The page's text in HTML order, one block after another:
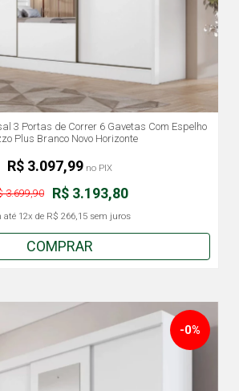
3 Portas de Correr 6 Gavetas Com Espelho
Plus Branco Novo Horizonte
R$ 3.193,80
3.699,90
até 12x de R$ 266,15sem juros
R$ 3.097,99no PIX
COMPRAR
-0%